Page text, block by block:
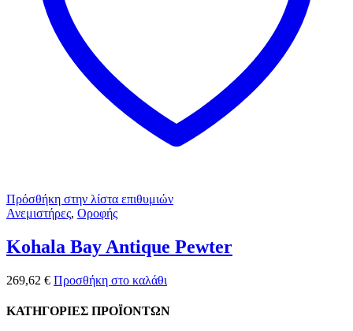
Πρόσθήκη στην λίστα επιθυμιών
Ανεμιστήρες, Οροφής
Kohala Bay Antique Pewter
269,62 € Προσθήκη στο καλάθι
ΚΑΤΗΓΟΡΙΕΣ ΠΡΟΪΟΝΤΩΝ